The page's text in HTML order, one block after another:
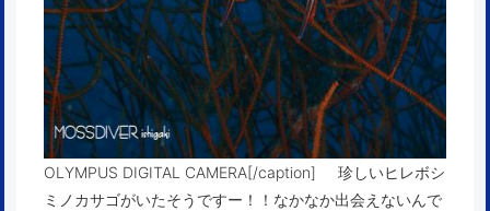
OLYMPUS DIGITAL CAMERA[/caption] 珍しいヒレボシ
ミノカサゴがいたそうですー！！なかなか出会えないんで